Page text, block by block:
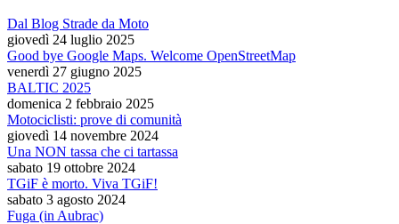
Dal Blog Strade da Moto
giovedì 24 luglio 2025
Good bye Google Maps. Welcome OpenStreetMap
venerdì 27 giugno 2025
BALTIC 2025
domenica 2 febbraio 2025
Motociclisti: prove di comunità
giovedì 14 novembre 2024
Una NON tassa che ci tartassa
sabato 19 ottobre 2024
TGiF è morto. Viva TGiF!
sabato 3 agosto 2024
Fuga (in Aubrac)